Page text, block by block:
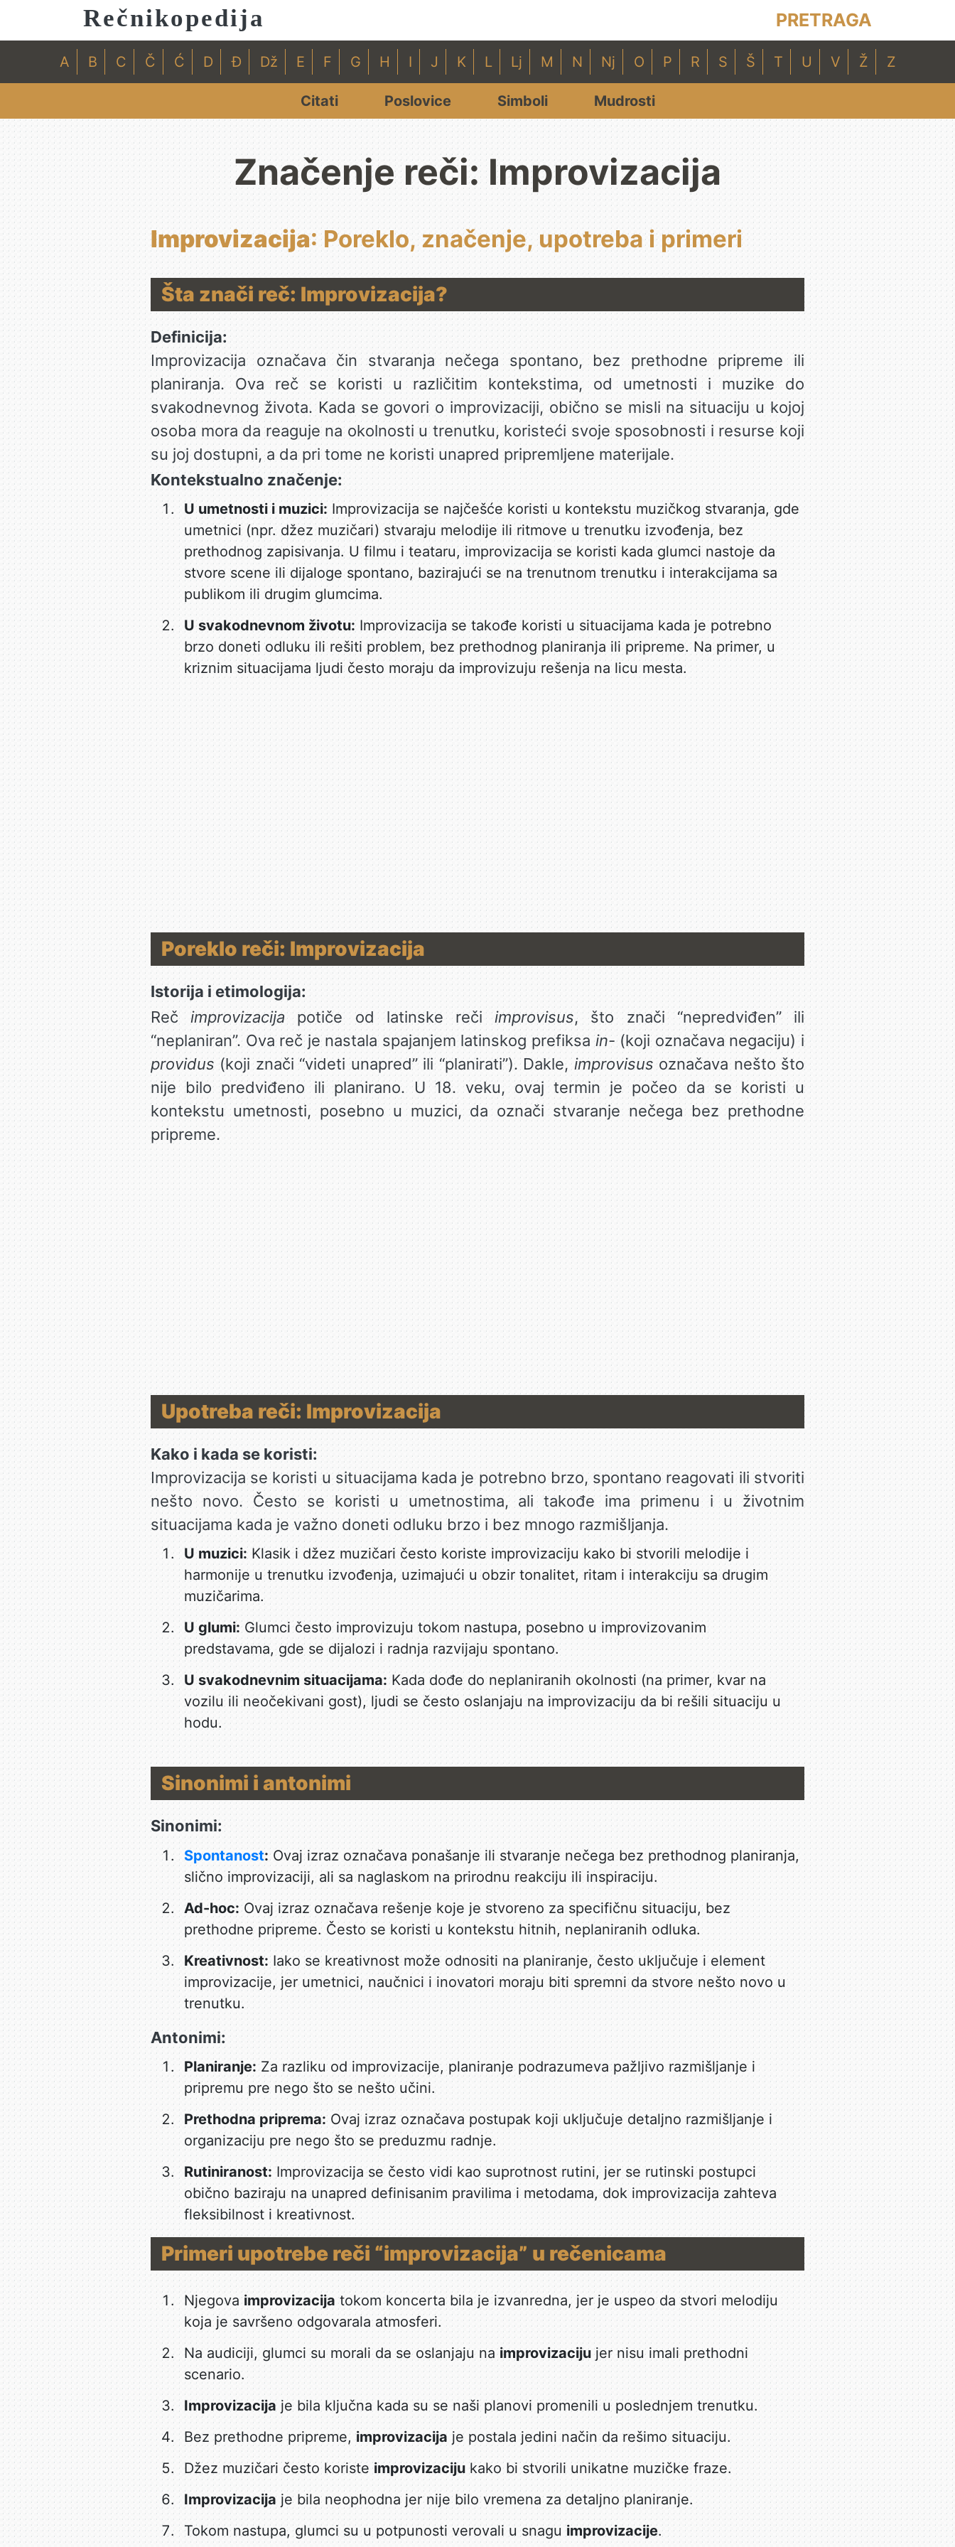
Rečnikopedija PRETRAGA
A B C Č Ć D Đ Dž E F G H I J K L Lj M N Nj O P R S Š T U V Ž Z
Citati Poslovice Simboli Mudrosti
Značenje reči: Improvizacija
Improvizacija: Poreklo, značenje, upotreba i primeri
Šta znači reč: Improvizacija?
Definicija:
Improvizacija označava čin stvaranja nečega spontano, bez prethodne pripreme ili
planiranja. Ova reč se koristi u različitim kontekstima, od umetnosti i muzike do
svakodnevnog života. Kada se govori o improvizaciji, obično se misli na situaciju u kojoj
osoba mora da reaguje na okolnosti u trenutku, koristeći svoje sposobnosti i resurse koji
su joj dostupni, a da pri tome ne koristi unapred pripremljene materijale.
Kontekstualno značenje:
U umetnosti i muzici:Improvizacija se najčešće koristi u kontekstu muzičkog stvaranja, gde
umetnici (npr. džez muzičari) stvaraju melodije ili ritmove u trenutku izvođenja, bez
prethodnog zapisivanja. U filmu i teataru, improvizacija se koristi kada glumci nastoje da
stvore scene ili dijaloge spontano, bazirajući se na trenutnom trenutku i interakcijama sa
publikom ili drugim glumcima.
U svakodnevnom životu:Improvizacija se takođe koristi u situacijama kada je potrebno
brzo doneti odluku ili rešiti problem, bez prethodnog planiranja ili pripreme. Na primer, u
kriznim situacijama ljudi često moraju da improvizuju rešenja na licu mesta.
Poreklo reči: Improvizacija
Istorija i etimologija:
Rečimprovizacijapotiče od latinske rečiimprovisus, što znači “nepredviđen” ili
“neplaniran”. Ova reč je nastala spajanjem latinskog prefiksain-(koji označava negaciju) i
providus (koji znači “videti unapred” ili “planirati”). Dakle,improvisusoznačava nešto što
nije bilo predviđeno ili planirano. U 18. veku, ovaj termin je počeo da se koristi u
kontekstu umetnosti, posebno u muzici, da označi stvaranje nečega bez prethodne
pripreme.
Upotreba reči: Improvizacija
Kako i kada se koristi:
Improvizacija se koristi u situacijama kada je potrebno brzo, spontano reagovati ili stvoriti
nešto novo. Često se koristi u umetnostima, ali takođe ima primenu i u životnim
situacijama kada je važno doneti odluku brzo i bez mnogo razmišljanja.
U muzici:Klasik i džez muzičari često koriste improvizaciju kako bi stvorili melodije i
harmonije u trenutku izvođenja, uzimajući u obzir tonalitet, ritam i interakciju sa drugim
muzičarima.
U glumi:Glumci često improvizuju tokom nastupa, posebno u improvizovanim
predstavama, gde se dijalozi i radnja razvijaju spontano.
U svakodnevnim situacijama:Kada dođe do neplaniranih okolnosti (na primer, kvar na
vozilu ili neočekivani gost), ljudi se često oslanjaju na improvizaciju da bi rešili situaciju u
hodu.
Sinonimi i antonimi
Sinonimi:
Spontanost:Ovaj izraz označava ponašanje ili stvaranje nečega bez prethodnog planiranja,
slično improvizaciji, ali sa naglaskom na prirodnu reakciju ili inspiraciju.
Ad-hoc:Ovaj izraz označava rešenje koje je stvoreno za specifičnu situaciju, bez
prethodne pripreme. Često se koristi u kontekstu hitnih, neplaniranih odluka.
Kreativnost:Iako se kreativnost može odnositi na planiranje, često uključuje i element
improvizacije, jer umetnici, naučnici i inovatori moraju biti spremni da stvore nešto novo u
trenutku.
Antonimi:
Planiranje:Za razliku od improvizacije, planiranje podrazumeva pažljivo razmišljanje i
pripremu pre nego što se nešto učini.
Prethodna priprema:Ovaj izraz označava postupak koji uključuje detaljno razmišljanje i
organizaciju pre nego što se preduzmu radnje.
Rutiniranost: Improvizacija se često vidi kao suprotnost rutini, jer se rutinski postupci
obično baziraju na unapred definisanim pravilima i metodama, dok improvizacija zahteva
fleksibilnost i kreativnost.
Primeri upotrebe reči “improvizacija” u rečenicama
Njegovaimprovizacija tokom koncerta bila je izvanredna, jer je uspeo da stvori melodiju
koja je savršeno odgovarala atmosferi.
Na audiciji, glumci su morali da se oslanjaju naimprovizacijujer nisu imali prethodni
scenario.
Improvizacijaje bila ključna kada su se naši planovi promenili u poslednjem trenutku.
Bez prethodne pripreme,improvizacija je postala jedini način da rešimo situaciju.
Džez muzičari često koristeimprovizacijukako bi stvorili unikatne muzičke fraze.
Improvizacijaje bila neophodna jer nije bilo vremena za detaljno planiranje.
Tokom nastupa, glumci su u potpunosti verovali u snaguimprovizacije.